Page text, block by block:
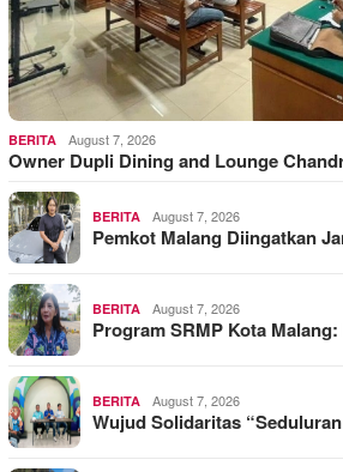
BERITA August 7, 2026
Owner Dupli Dining and Lounge
BERITA August 7, 2026
Pemkot Malang Diingatkan
BERITA August 7, 2026
Program SRMP Kota
BERITA August 7, 2026
Wujud Solidaritas